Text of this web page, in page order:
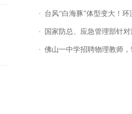
台风“白海豚”体型变大！环流面积接
国家防总、应急管理部针对浙江福建启动防
佛山一中学招聘物理教师，笔试前13名均遭淘汰？教育局：已